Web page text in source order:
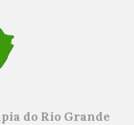
do Rio Grande